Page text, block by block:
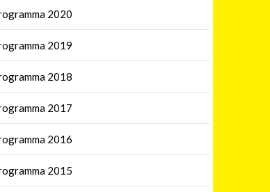
2020
2019
2018
2017
2016
2015